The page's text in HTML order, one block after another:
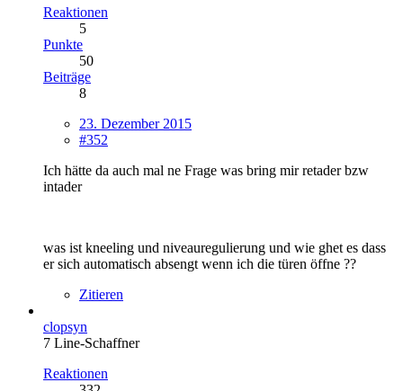
Reaktionen
5
Punkte
50
Beiträge
8
23. Dezember 2015
#352
Ich hätte da auch mal ne Frage was bring mir retader bzw
intader
was ist kneeling und niveauregulierung und wie ghet es dass
er sich automatisch absengt wenn ich die türen öffne ??
Zitieren
clopsyn
7 Line-Schaffner
Reaktionen